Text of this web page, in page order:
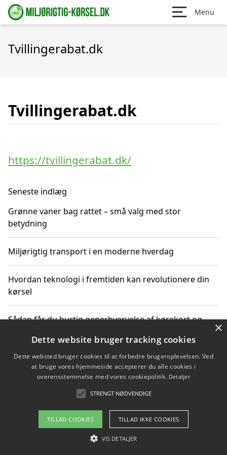
Menu
Tvillingerabat.dk
Tvillingerabat.dk
https://tvillingerabat.dk/
Seneste indlæg
Grønne vaner bag rattet – små valg med stor
betydning
Miljørigtig transport i en moderne hverdag
Hvordan teknologi i fremtiden kan revolutionere din
kørsel
Sådan får du hurtig generhvervelse af kørekort og
Sådan lærer du miljørigtig kørsel hos en køreskole i
Gentofte
Copyright 2026 - Pilanto Aps
Om / kontakt
×
Dette website bruger tracking cookies
Dette websted bruger cookies til at forbedre brugeroplevelsen. Ved
at bruge vores hjemmeside accepterer du alle cookies i
overensstemmelse med vores cookiepolitik. Detaljer
STRENGT NØDVENDIGE
TILLAD COOKIES TILLAD IKKE COOKIES
VIS DETALJER